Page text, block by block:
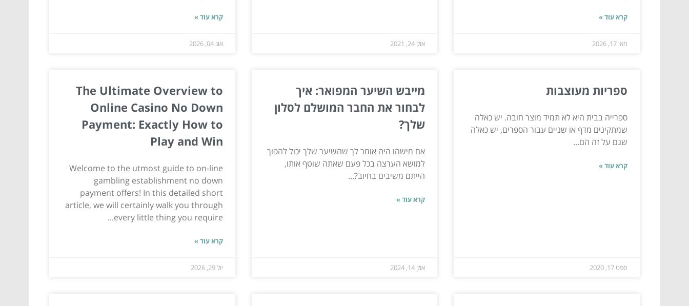
קרא עוד »
מאי 17, 2026 אוק 24, 2021
קרא עוד »
אוג 04, 2026
ספריות מעוצבות
ספרייה בבית היא לא תמיד מוצר חובה. יש כאלה
שמתקינים מדף או שניים עבור הספרים, יש כאלה
שגם על זה הם...
קרא עוד »
ספט 17, 2020
מייבש השיער המפואר: איך
לבחור את החבר המושלם לסלון
שלך?
אם מישהו היה אומר לך שהשיער שלך יכול להפוך
למושא הערצה בכל פעם שאתה שוטף אותו,
הייתם משיבים בחיוב?...
קרא עוד »
אוק 14, 2024
The Ultimate Overview to
Online Casino No Down
Payment: Exactly How to
Play and Win
Welcome to the utmost guide to on-line
gambling establishment no down
payment offers! In this detailed short
article, we will certainly walk you through
every little thing you require...
קרא עוד »
יול 29, 2026